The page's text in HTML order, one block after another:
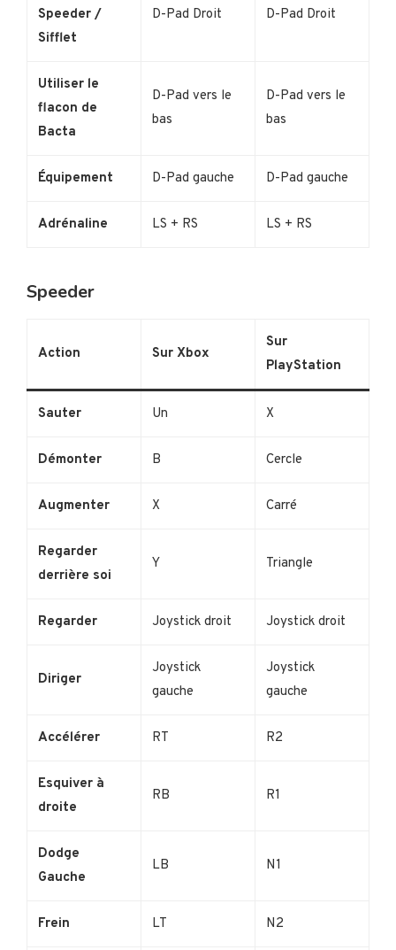
Speeder /
Sifflet
D-Pad Droit D-Pad Droit
Utiliser le
flacon de
Bacta
D-Pad vers le
bas
D-Pad vers le
bas
Équipement D-Pad gauche D-Pad gauche
Adrénaline LS + RS LS + RS
Speeder
Action Sur Xbox
Sur
PlayStation
Sauter Un X
Démonter B Cercle
Augmenter X Carré
Regarder
derrière soi
Y Triangle
Regarder Joystick droit Joystick droit
Diriger
Joystick
gauche
Joystick
gauche
Accélérer RT R2
Esquiver à
droite
RB R1
Dodge
Gauche
LB N1
Frein LT N2